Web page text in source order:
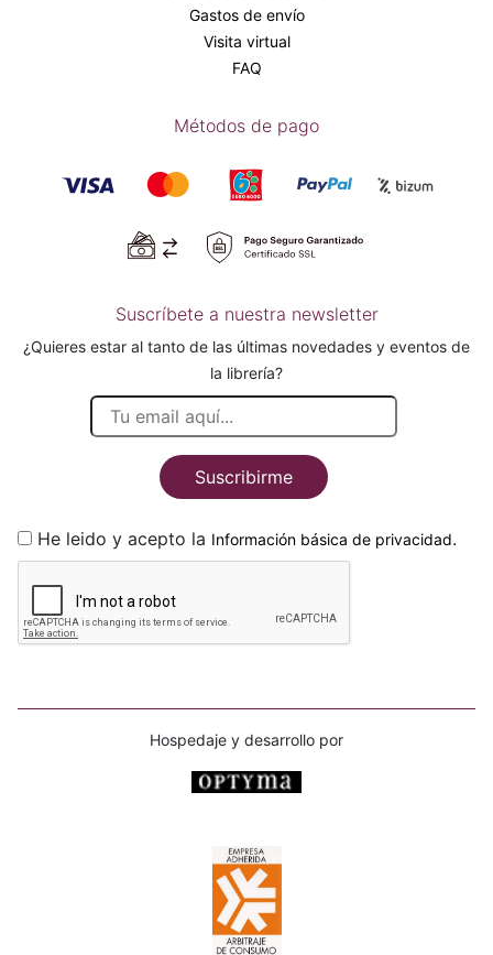
Gastos de envío
Visita virtual
FAQ
Métodos de pago
Suscríbete a nuestra newsletter
¿Quieres estar al tanto de las últimas novedades y eventos de
la librería?
Suscribirme
He leido y acepto la Información básica de privacidad.
Hospedaje y desarrollo por